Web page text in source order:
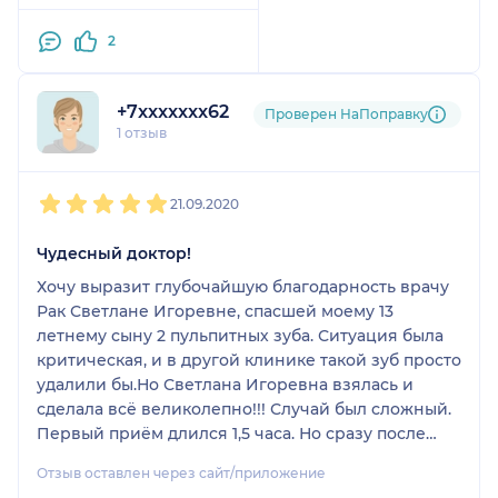
приятное впечатление
удовлетворение от
выполненной им
работы.
подготовку перед
Светланы Игоревны.
Специалист
высочайшей категории!
Обладает навыками
мгновенной
психологической
помощи в стрессовой
для пациента ситуации.
нежные руки,
Евгенией Андреевной.
удалила мужу три зуба.
Процедура прошла
быстро, безболезненно,
через час уже и не
вспоминал о походе в
безупречна: вежливая,
уверенна и,
несомненно,
профессиональна
2
+7xxxxxxx62
1 отзыв
Проверен НаПоправку
21.09.2020
Чудесный доктор!
Хочу выразит глубочайшую благодарность врачу
Рак Светлане Игоревне, спасшей моему 13
летнему сыну 2 пульпитных зуба. Ситуация была
критическая, и в другой клинике такой зуб просто
удалили бы.Но Светлана Игоревна взялась и
сделала всё великолепно!!! Случай был сложный.
Первый приём длился 1,5 часа. Но сразу после
перестал болеть! Спасибо Вам дорогой доктор за
Отзыв оставлен через сайт/приложение